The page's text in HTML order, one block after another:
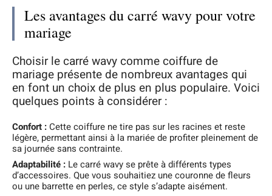
Les avantages du carré wavy pour votre
mariage
Choisir le carré wavy comme coiffure de
mariage présente de nombreux avantages qui
en font un choix de plus en plus populaire. Voici
quelques points à considérer :
Confort :Cette coiffure ne tire pas sur les racines et reste
légère, permettant ainsi à la mariée de profiter pleinement de
sa journée sans contrainte.
Adaptabilité : Le carré wavy se prête à différents types
d’accessoires. Que vous souhaitiez une couronne de fleurs
ou une barrette en perles, ce style s’adapte aisément.